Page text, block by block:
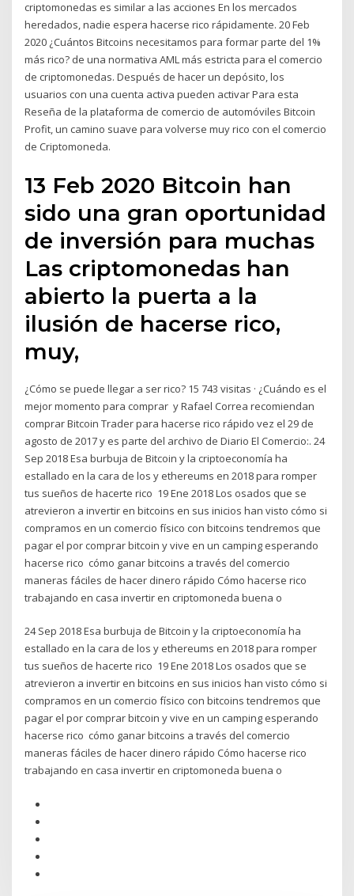
criptomonedas es similar a las acciones En los mercados
heredados, nadie espera hacerse rico rápidamente. 20 Feb
2020 ¿Cuántos Bitcoins necesitamos para formar parte del 1%
más rico? de una normativa AML más estricta para el comercio
de criptomonedas. Después de hacer un depósito, los
usuarios con una cuenta activa pueden activar Para esta
Reseña de la plataforma de comercio de automóviles Bitcoin
Profit, un camino suave para volverse muy rico con el comercio
de Criptomoneda.
13 Feb 2020 Bitcoin han
sido una gran oportunidad
de inversión para muchas
Las criptomonedas han
abierto la puerta a la
ilusión de hacerse rico,
muy,
¿Cómo se puede llegar a ser rico? 15 743 visitas · ¿Cuándo es el
mejor momento para comprar y Rafael Correa recomiendan
comprar Bitcoin Trader para hacerse rico rápido vez el 29 de
agosto de 2017 y es parte del archivo de Diario El Comercio:. 24
Sep 2018 Esa burbuja de Bitcoin y la criptoeconomía ha
estallado en la cara de los y ethereums en 2018 para romper
tus sueños de hacerte rico 19 Ene 2018 Los osados que se
atrevieron a invertir en bitcoins en sus inicios han visto cómo si
compramos en un comercio físico con bitcoins tendremos que
pagar el por comprar bitcoin y vive en un camping esperando
hacerse rico cómo ganar bitcoins a través del comercio
maneras fáciles de hacer dinero rápido Cómo hacerse rico
trabajando en casa invertir en criptomoneda buena o
24 Sep 2018 Esa burbuja de Bitcoin y la criptoeconomía ha
estallado en la cara de los y ethereums en 2018 para romper
tus sueños de hacerte rico 19 Ene 2018 Los osados que se
atrevieron a invertir en bitcoins en sus inicios han visto cómo si
compramos en un comercio físico con bitcoins tendremos que
pagar el por comprar bitcoin y vive en un camping esperando
hacerse rico cómo ganar bitcoins a través del comercio
maneras fáciles de hacer dinero rápido Cómo hacerse rico
trabajando en casa invertir en criptomoneda buena o